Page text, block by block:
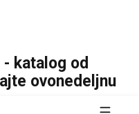
katalog od
ovonedeljnu